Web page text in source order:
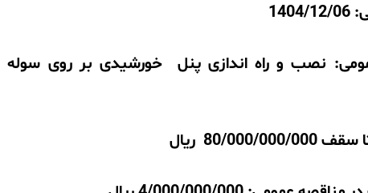
نصب و راه اندازی پنل خورشیدی بر روی سوله
000 ریال